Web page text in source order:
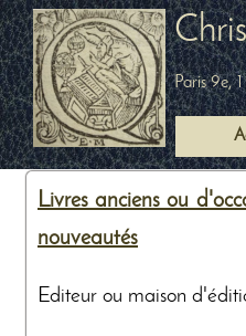
Paris 9e,
Livres anciens ou
nouveautés
Editeur ou maison